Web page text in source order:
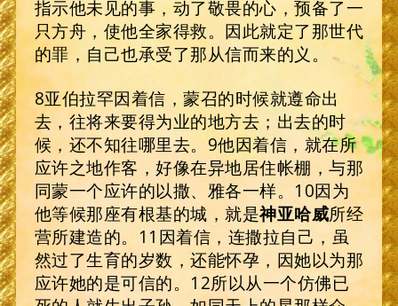
指示他未见的事，动了敬畏的心，预备了一
只方舟，使他全家得救。因此就定了那世代
的罪，自己也承受了那从信而来的义。
8亚伯拉罕因着信，蒙召的时候就遵命出
去，往将来要得为业的地方去；出去的时
候，还不知往哪里去。9他因着信，就在所
应许之地作客，好像在异地居住帐棚，与那
同蒙一个应许的以撒、雅各一样。10因为
他等候那座有根基的城，就是神亚哈威所经
营所建造的。11因着信，连撒拉自己，虽
然过了生育的岁数，还能怀孕，因她以为那
应许她的是可信的。12所以从一个仿佛已